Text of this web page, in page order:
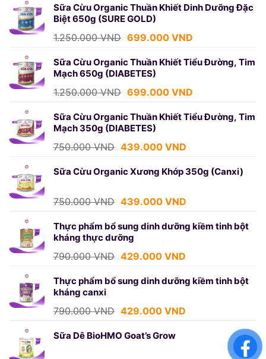
là:
750.000 VND.
tại
439.000 VND.
Sữa Cừu Organic Thuần Khiết Dinh Dưỡng Đặc
Biệt 650g (SURE GOLD)
1.250.000VND Giá
là:
1.250.000 VND.
699.000 VNDGiá
tại
Sữa Cừu Organic Thuần Khiết Tiểu Đường, Tim
Mạch 650g (DIABETES)
1.250.000VND Giá
là:
1.250.000 VND.
699.000 VNDGiá
tại
Sữa Cừu Organic Thuần Khiết Tiểu Đường, Tim
Mạch 350g (DIABETES)
750.000VND Giá
là:
439.000 VNDGiá
tại
Sữa Cừu Organic Xương Khớp 350g (Canxi)
750.000VND Giá
là:
750.000 VND.
439.000 VNDGiá
tại
Thực phẩm bổ sung dinh dưỡng kiềm tinh bột
kháng thực dưỡng
790.000VND Giá
là:
429.000 VNDGiá
tại
Thực phẩm bổ sung dinh dưỡng kiềm tinh bột
kháng canxi
790.000VND Giá
là:
429.000 VNDGiá
Sữa Dê BioHMO Goat’s Grow